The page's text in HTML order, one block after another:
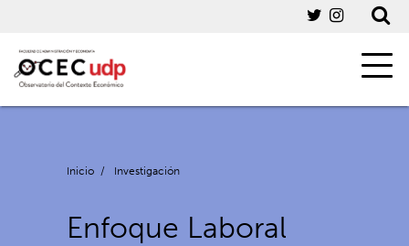
Inicio / Investigación
Enfoque Laboral